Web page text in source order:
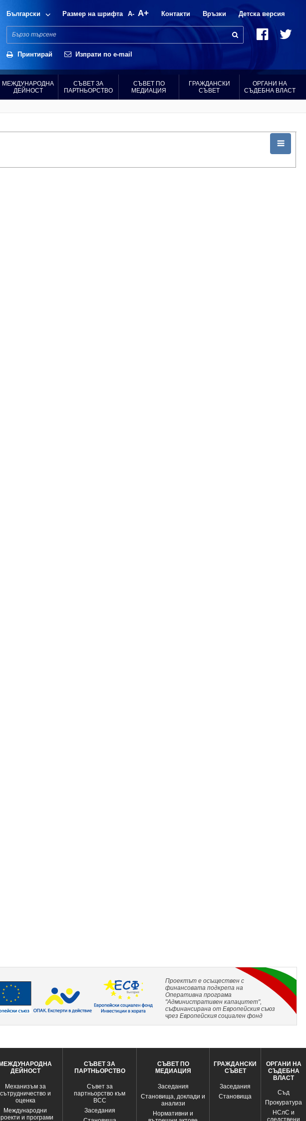
Български Размер на шрифта A- A+ Контакти Връзки Детска версия
Принтирай Изпрати по e-mail
МЕЖДУНАРОДНА
ДЕЙНОСТ
СЪВЕТ ЗА
ПАРТНЬОРСТВО
СЪВЕТ ПО
МЕДИАЦИЯ
ГРАЖДАНСКИ
СЪВЕТ
ОРГАНИ НА
СЪДЕБНА ВЛАСТ
Проектът е осъществен с
финансовата подкрепа на
Оперативна програма
"Административен капацитет",
съфинансирана от Европейския съюз
чрез Европейския социален фонд
МЕЖДУНАРОДНА
ДЕЙНОСТ
Механизъм за
сътрудничество и
оценка
Международни
и програми
СЪВЕТ ЗА
ПАРТНЬОРСТВО
Съвет за
партньорство към
ВСС
Заседания
СЪВЕТ ПО
МЕДИАЦИЯ
Заседания
Становища, доклади и
анализи
Нормативни и
ГРАЖДАНСКИ
СЪВЕТ
Заседания
Становища
ОРГАНИ НА
СЪДЕБНА
ВЛАСТ
Съд
Прокуратура
НСлС и
следствени